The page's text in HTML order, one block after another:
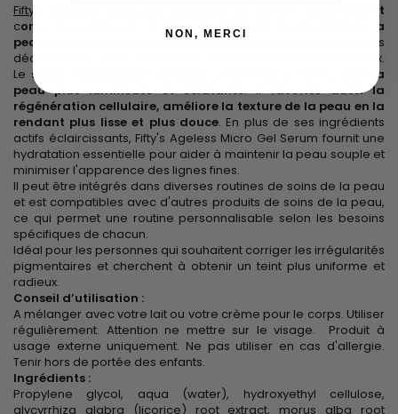
Fifty's Ageless Micro Gel Serum
sérum éclaircissant
conçu pour éclaircir le teint et améliorer l'uniformité de la
peau
. Il cible les taches sombres, les taches de vieillesse, et les
décolorations dues au soleil ou aux déséquilibres hormonaux.
Le sérum éclaircissant de Fifty’s
uniformise le teint, rend la
peau plus lumineuse et éclatante. Ilfavorise aussi la
régénération cellulaire, améliore la texture de la peau en la
rendant plus lisse et plus douce. En plus de ses ingrédients
actifs éclaircissants, Fifty's Ageless Micro Gel Serum fournit une
hydratation essentielle pour aider à maintenir la peau souple et
minimiser l'apparence des lignes fines.
Il peut être intégrés dans diverses routines de soins de la peau
et est compatibles avec d'autres produits de soins de la peau,
ce qui permet une routine personnalisable selon les besoins
spécifiques de chacun.
Idéal pour les personnes qui souhaitent corriger les irrégularités
pigmentaires et cherchent à obtenir un teint plus uniforme et
radieux.
Conseil d’utilisation :
A mélanger avec votre lait ou votre crème pour le corps. Utiliser
régulièrement. Attention ne mettre sur le visage. Produit à
usage externe uniquement. Ne pas utiliser en cas d'allergie.
Tenir hors de portée des enfants.
Ingrédients :
Propylene glycol, aqua (water), hydroxyethyl cellulose,
glycyrrhiza glabra (licorice) root extract, morus alba root
NON, MERCI